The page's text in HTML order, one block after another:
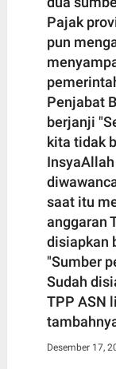
Pajak
pun
Penjabat
berjanji
kita tidak
saat itu
anggaran
disiapkan
"Sumber
Sudah
TPP ASN
Desember 17,